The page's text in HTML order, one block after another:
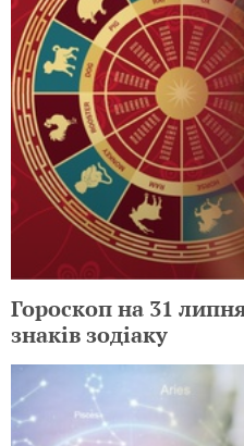
Гороскоп на 31
знаків зодіаку